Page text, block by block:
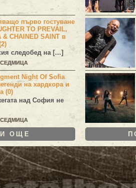
първо гостуване
TO PREVAIL,
& CHAINED SAINT в
следобед на […]
СЕДМИЦА
Night Of Sofia
на хардкора и
(0)
над София не
СЕДМИЦА
ОЩЕ